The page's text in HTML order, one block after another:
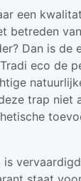
een
betreden
Dan is de
eco de
trap niet
is